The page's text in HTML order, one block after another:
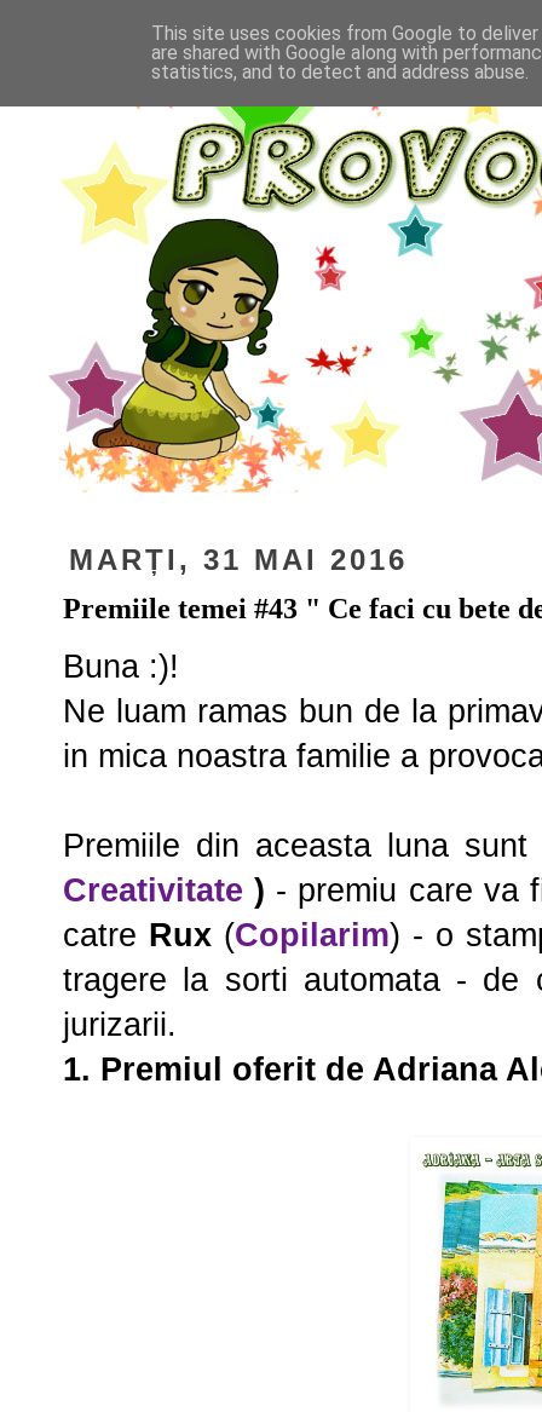
MARȚI, 31 MAI 2016
Premiile temei #43 " Ce faci cu bete
Buna :)!
Ne luam ramas bun de la
in mica noastra familie a
Premiile din aceasta luna
Creativitate ) - premiu care va
catre Rux (Copilarim) - o
tragere la sorti automata - de
jurizarii.
1. Premiul oferit de Adriana
This site uses cookies from Google to
are shared with Google along with
statistics, and to detect and address abuse.